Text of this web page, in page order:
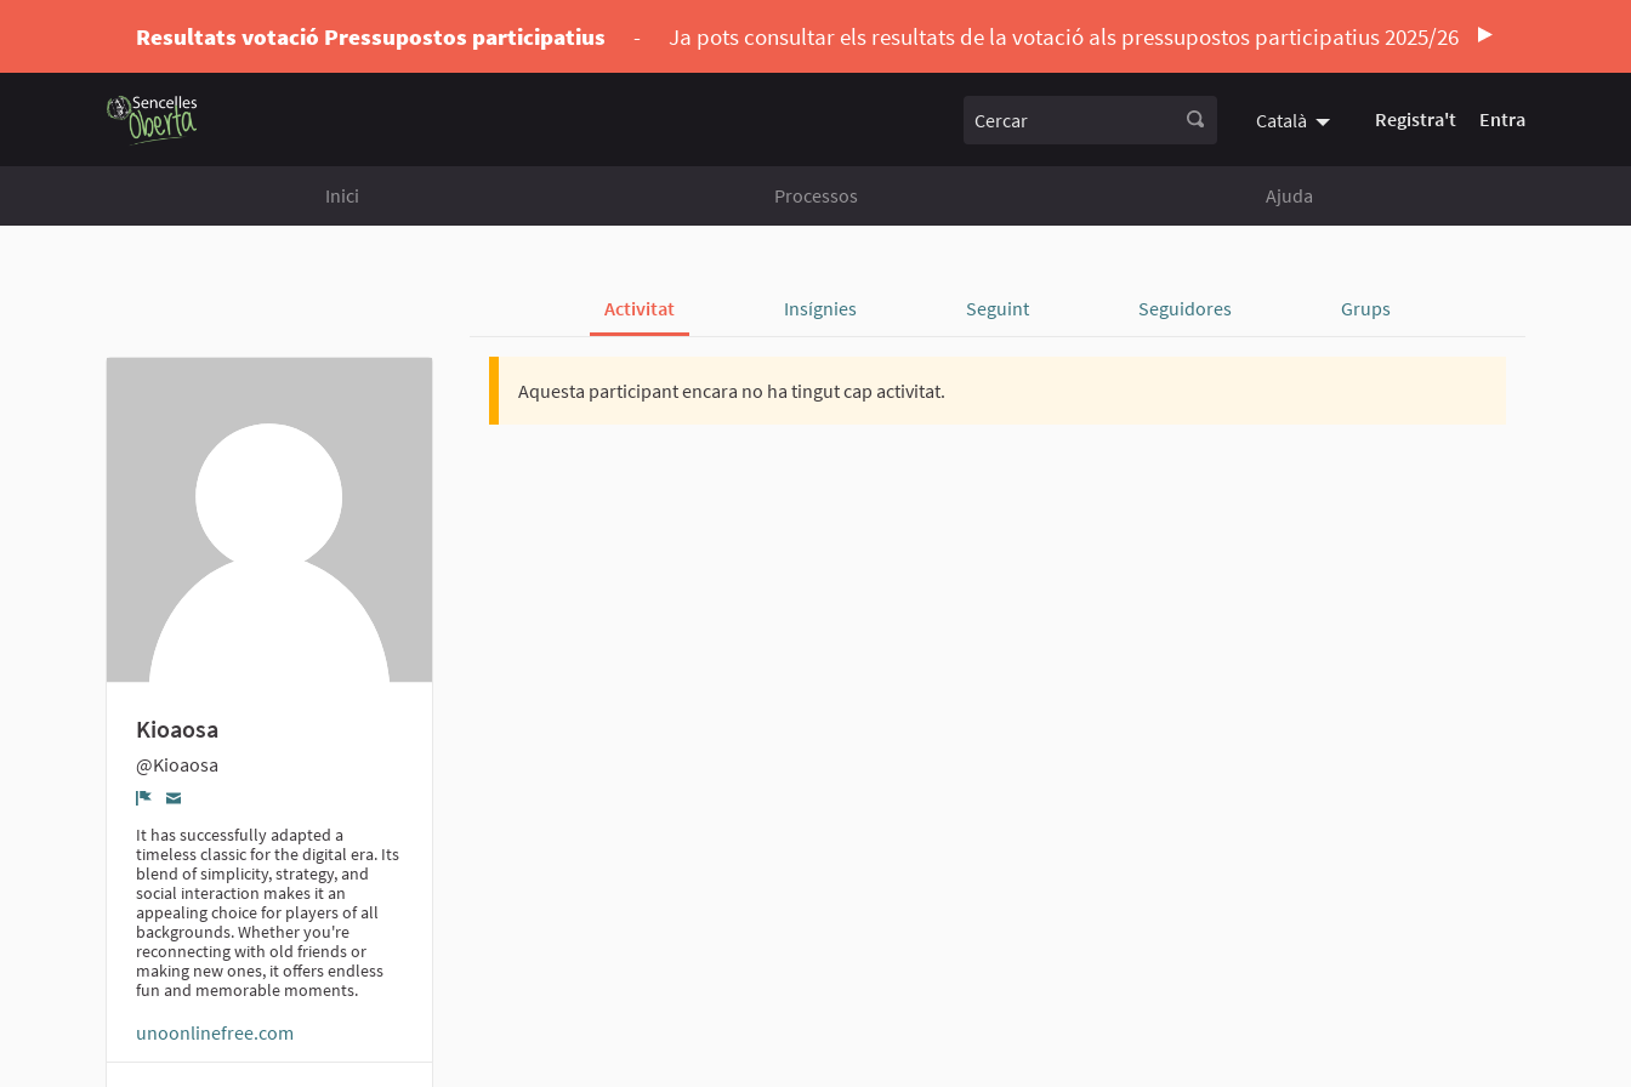
Resultats votació Pressupostos participatius - Ja pots consultar els resultats de la votació als pressupostos participatius 2025/26
Català Triar la llengua Elegir el idioma
Registra't Entra
Inici Processos Ajuda
Activitat Insígnies Seguint Seguidores Grups
Kioaosa
@Kioaosa
Denúncia
It has successfully adapted a
timeless classic for the digital era. Its
blend of simplicity, strategy, and
social interaction makes it an
appealing choice for players of all
backgrounds. Whether you're
reconnecting with old friends or
making new ones, it offers endless
fun and memorable moments.
unoonlinefree.com
Aquesta participant encara no ha tingut cap activitat.